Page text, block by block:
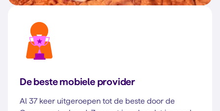
De beste mobiele provider
Al 37 keer uitgeroepen tot de beste door de